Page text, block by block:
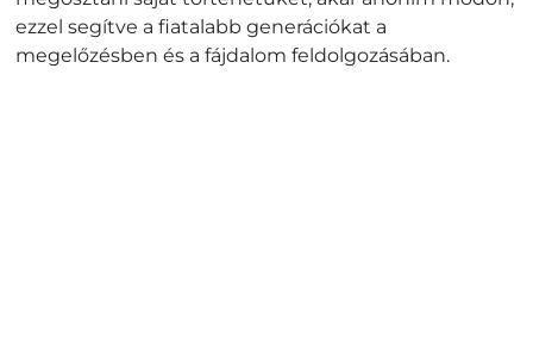
ezzel segítve a fiatalabb generációkat a
megelőzésben és a fájdalom feldolgozásában.